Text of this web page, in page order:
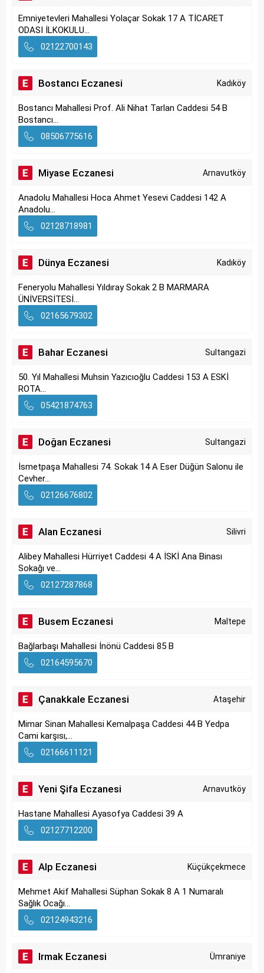
Emniyetevleri Mahallesi Yolaçar Sokak 17 A TİCARET
ODASI İLKOKULU...
02122700143
Bostancı Eczanesi Kadıköy
Bostancı Mahallesi Prof. Ali Nihat Tarlan Caddesi 54 B
Bostancı...
08506775616
Miyase Eczanesi Arnavutköy
Anadolu Mahallesi Hoca Ahmet Yesevi Caddesi 142 A
Anadolu...
02128718981
Dünya Eczanesi Kadıköy
Feneryolu Mahallesi Yıldıray Sokak 2 B MARMARA
ÜNİVERSİTESİ...
02165679302
Bahar Eczanesi Sultangazi
50. Yıl Mahallesi Muhsin Yazıcıoğlu Caddesi 153 A ESKİ
ROTA...
05421874763
Doğan Eczanesi Sultangazi
İsmetpaşa Mahallesi 74. Sokak 14 A Eser Düğün Salonu ile
Cevher...
02126676802
Alan Eczanesi Silivri
Alibey Mahallesi Hürriyet Caddesi 4 A İSKİ Ana Binası
Sokağı ve...
02127287868
Busem Eczanesi Maltepe
Bağlarbaşı Mahallesi İnönü Caddesi 85 B
02164595670
Çanakkale Eczanesi Ataşehir
Mimar Sinan Mahallesi Kemalpaşa Caddesi 44 B Yedpa
Cami karşısı,...
02166611121
Yeni Şifa Eczanesi Arnavutköy
Hastane Mahallesi Ayasofya Caddesi 39 A
02127712200
Alp Eczanesi Küçükçekmece
Mehmet Akif Mahallesi Süphan Sokak 8 A 1 Numaralı
Sağlık Ocağı...
02124943216
Irmak Eczanesi Ümraniye